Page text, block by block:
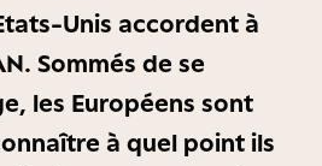
Unis accordent à
Sommés de se
les Européens sont
à quel point ils